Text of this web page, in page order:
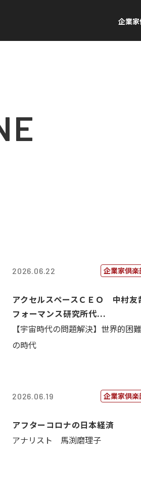
企業
2026.06.22 企業家倶
アクセルスペースＣＥＯ 中村
フォーマンス研究所代...
【宇宙時代の問題解決】世界的困
の時代
2026.06.19 企業家倶
アフターコロナの日本経済
アナリスト 馬渕磨理子